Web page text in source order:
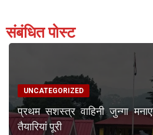
संबंधित पोस्ट
UNCATEGORIZED
प्रथम सशस्त्र वाहिनी जुन्गा
तैयारियां पूरी